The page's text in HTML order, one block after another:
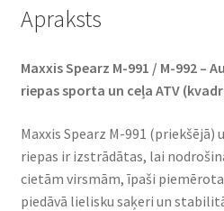
Apraksts
Maxxis Spearz M-991 / M-992 –
riepas sporta un ceļa ATV
Maxxis Spearz M-991 (priekšējā)
riepas ir izstrādātas, lai
cietām virsmām, īpaši
piedāvā lielisku saķeri un